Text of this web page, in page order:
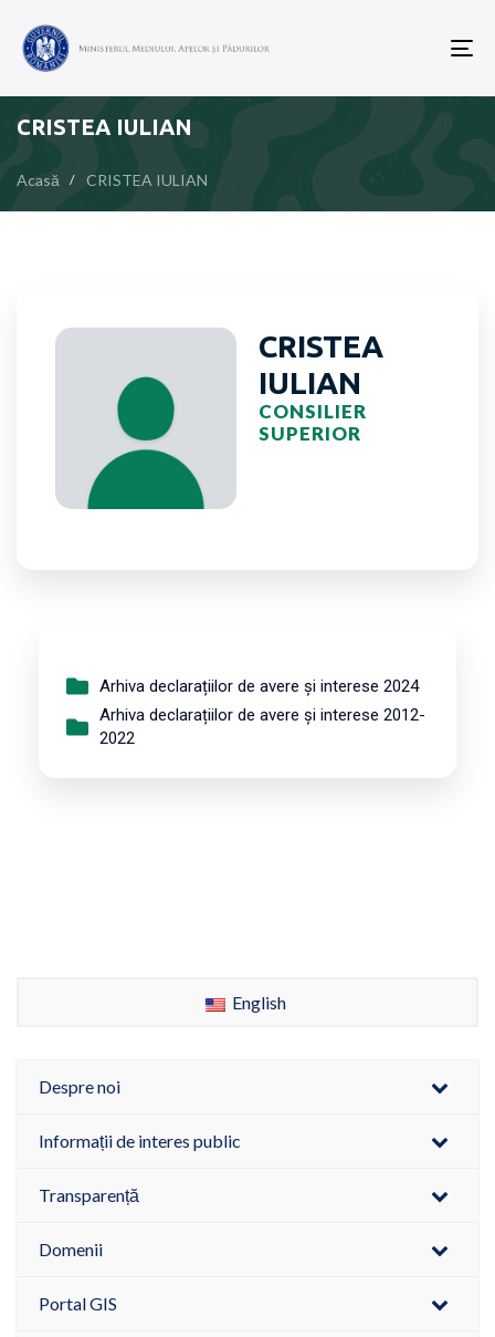
CRISTEA IULIAN
Acasă CRISTEA IULIAN
CRISTEA
IULIAN
CONSILIER
SUPERIOR
Arhiva declarațiilor de avere și interese 2024
Arhiva declarațiilor de avere și interese 2012-
2022
English
Despre noi
Informații de interes public
Transparență
Domenii
Portal GIS